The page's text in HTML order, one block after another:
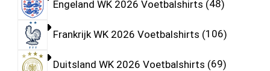
Engeland WK 2026 Voetbalshirts 48
Frankrijk WK 2026 Voetbalshirts 106
Duitsland WK 2026 Voetbalshirts 69